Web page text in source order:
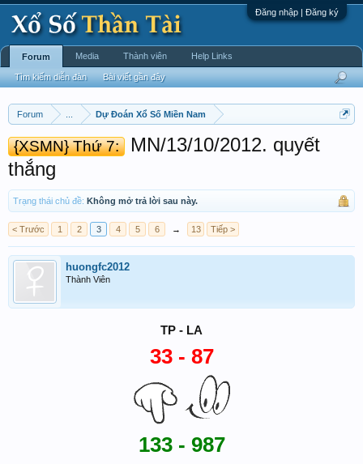
Đăng nhập | Đăng ký
Forum Dự Đoán Xổ Số Miền Nam
{XSMN} Thứ 7:
MN/13/10/2012. quyết
thắng
Trạng thái chủ đề: Không mở trả lời sau này.
< Trước 1 2 3 4 5 6 → 13 Tiếp >
huongfc2012
Thành Viên
TP - LA
33 - 87
133 - 987
Forum
Tìm kiếm diễn đàn Bài viết gần đây
Media Thành viên Help Links